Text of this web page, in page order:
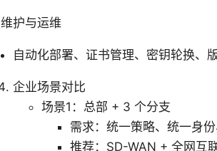
维护与运维
自动化部署、证书管理、密钥轮换、
企业场景对比
场景1：总部 + 3 个分支
需求：统一策略、统一身
推荐：SD-WAN + 全网互